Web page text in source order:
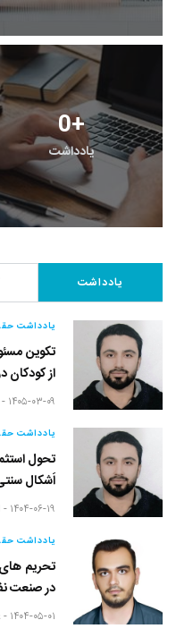
0+
یادداشت
یادداشت
یادداشت
تکوین
از کودکان
۱۴۰۵-۰۳-۰۹ -
یادداشت
تحول
اَشکال
۱۴۰۴-۰۶-۱۹ -
یادداشت
تحریم
در صنعت
۱۴۰۴-۰۵-۰۱ -